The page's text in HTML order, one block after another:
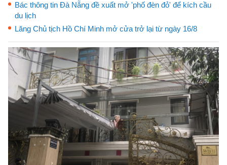
Bác thông tin Đà Nẵng đề xuất mở 'phố đèn đỏ' để kích cầu
du lịch
Lăng Chủ tịch Hồ Chí Minh mở cửa trở lại từ ngày 16/8